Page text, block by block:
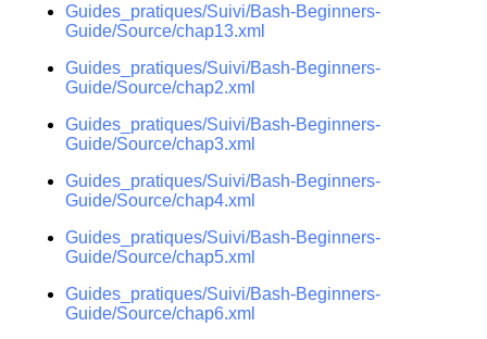
Guides_pratiques/Suivi/Bash-Beginners-
Guide/Source/chap13.xml
Guides_pratiques/Suivi/Bash-Beginners-
Guide/Source/chap2.xml
Guides_pratiques/Suivi/Bash-Beginners-
Guide/Source/chap3.xml
Guides_pratiques/Suivi/Bash-Beginners-
Guide/Source/chap4.xml
Guides_pratiques/Suivi/Bash-Beginners-
Guide/Source/chap5.xml
Guides_pratiques/Suivi/Bash-Beginners-
Guide/Source/chap6.xml